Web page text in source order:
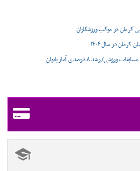
در موکب ورزشکاران
در سال ۱۴۰۴
پوشش پزشکی رایگان ۲۶۰۰ساعت مسابقات ورزشی/ رشد ۸ درصدی آمار بانوان